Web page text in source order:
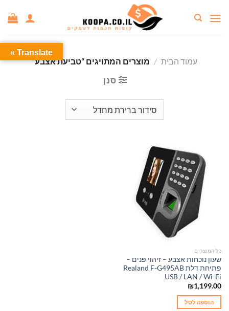
עמוד הבית / מוצרים המתויגים “טביעת אצבע”
סנן
כל המוצרים
שעון נוכחות אצבע – זיהוי פנים –
פתיחת דלת Realand F-G495AB
USB / LAN / Wi-Fi
₪1,199.00
הוספה לסל
Translate »